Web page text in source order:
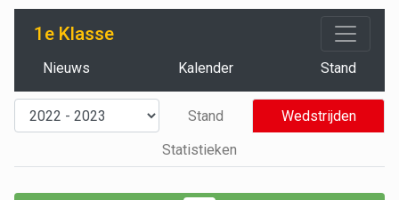
1e Klasse
Nieuws Kalender Stand
Stand
Wedstrijden
Statistieken